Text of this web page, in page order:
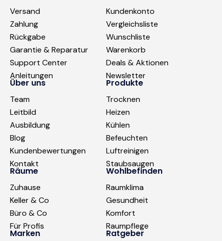
Versand
Zahlung
Rückgabe
Garantie & Reparatur
Support Center
Anleitungen
Kundenkonto
Vergleichsliste
Wunschliste
Warenkorb
Deals & Aktionen
Newsletter
Über uns
Team
Leitbild
Ausbildung
Blog
Kundenbewertungen
Kontakt
Produkte
Trocknen
Heizen
Kühlen
Befeuchten
Luftreinigen
Staubsaugen
Räume
Zuhause
Keller & Co
Büro & Co
Für Profis
Wohlbefinden
Raumklima
Gesundheit
Komfort
Raumpflege
Marken Ratgeber